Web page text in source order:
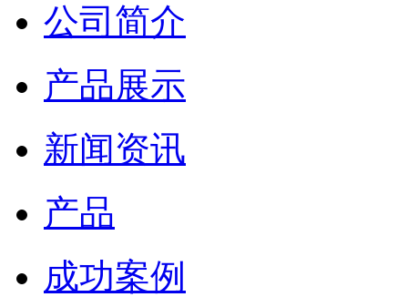
公司简介
产品展示
新闻资讯
产品
成功案例